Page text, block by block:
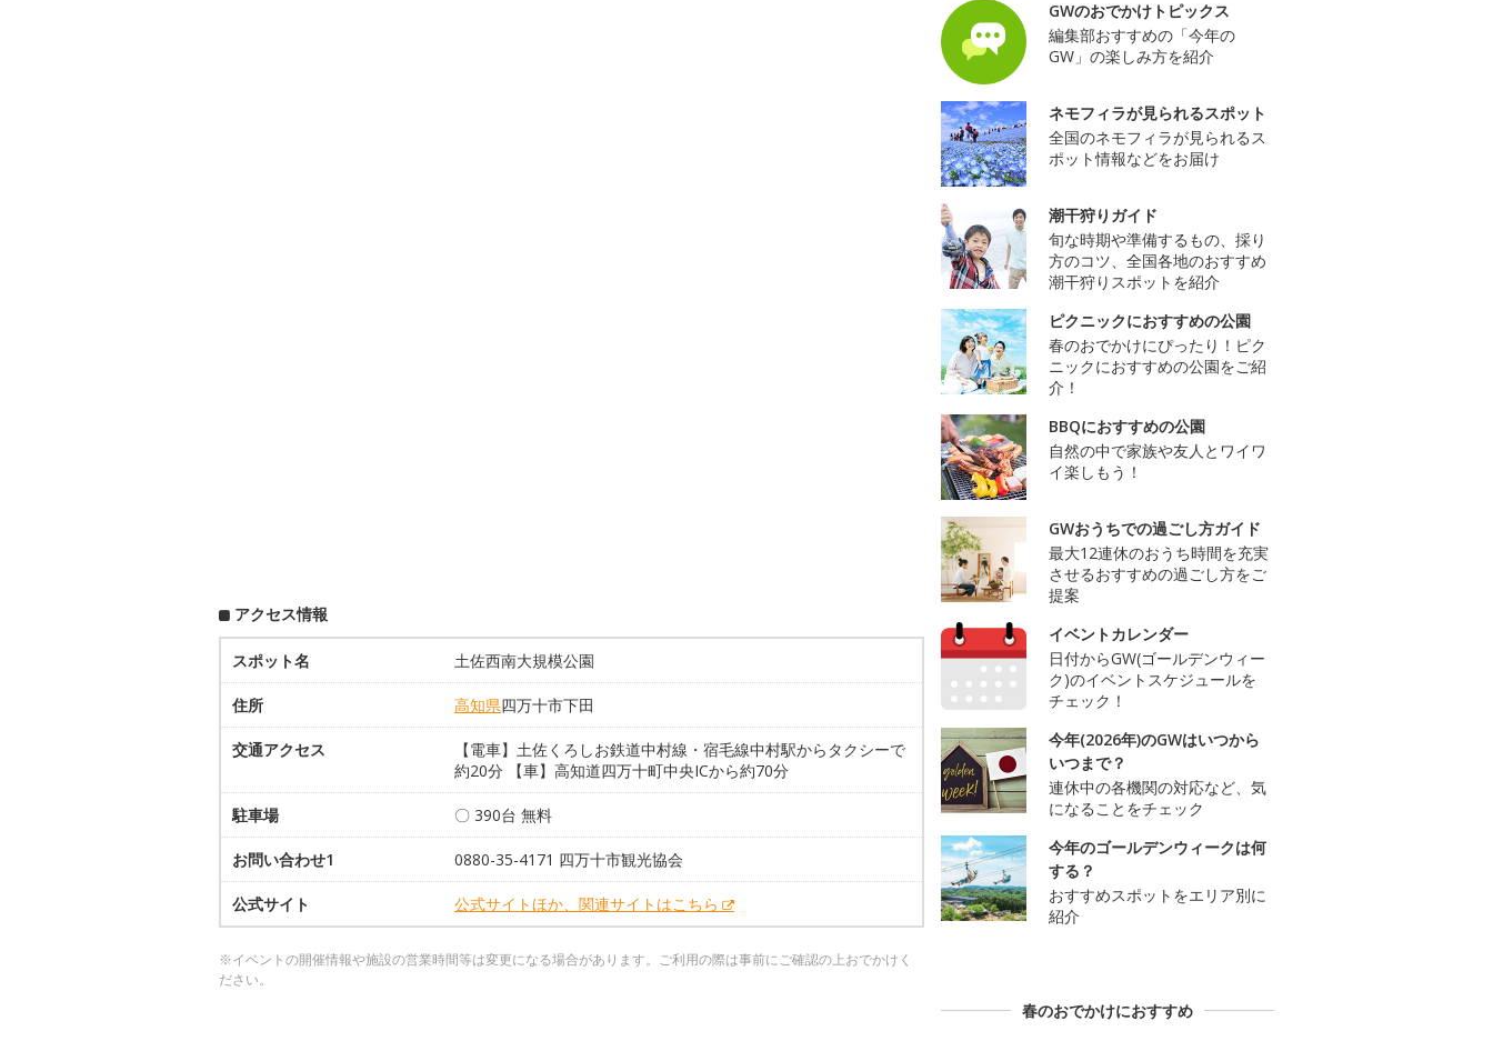
アクセス情報
スポット名 土佐西南大規模公園
住所 高知県四万十市下田
交通アクセス
【電車】土佐くろしお鉄道中村線・宿毛線中村駅からタクシーで
約20分 【車】高知道四万十町中央ICから約70分
駐車場 〇 390台 無料
お問い合わせ1 0880-35-4171 四万十市観光協会
公式サイト 公式サイトほか、関連サイトはこちら
※イベントの開催情報や施設の営業時間等は変更になる場合があります。ご利用の際は事前にご確認の上おでかけく
ださい。
GWのおでかけトピックス
編集部おすすめの「今年の
GW」の楽しみ方を紹介
ネモフィラが見られるスポット
全国のネモフィラが見られるス
ポット情報などをお届け
潮干狩りガイド
旬な時期や準備するもの、採り
方のコツ、全国各地のおすすめ
潮干狩りスポットを紹介
ピクニックにおすすめの公園
春のおでかけにぴったり！ピク
ニックにおすすめの公園をご紹
介！
BBQにおすすめの公園
自然の中で家族や友人とワイワ
イ楽しもう！
GWおうちでの過ごし方ガイド
最大12連休のおうち時間を充実
させるおすすめの過ごし方をご
提案
イベントカレンダー
日付からGW(ゴールデンウィー
ク)のイベントスケジュールを
チェック！
今年(2026年)のGWはいつから
いつまで？
連休中の各機関の対応など、気
になることをチェック
今年のゴールデンウィークは何
する？
おすすめスポットをエリア別に
紹介
春のおでかけにおすすめ